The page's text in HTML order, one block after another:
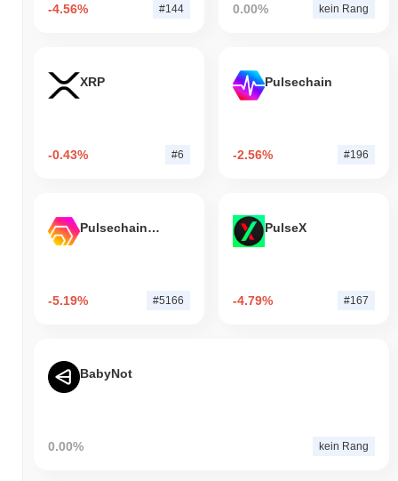
-4.56% #144 0.00% kein Rang
XRP
-0.43% #6
Pulsechain
-2.56% #196
Pulsechain Bridged HEX (Pulsechain)
-5.19% #5166
PulseX
-4.79% #167
BabyNot
0.00% kein Rang